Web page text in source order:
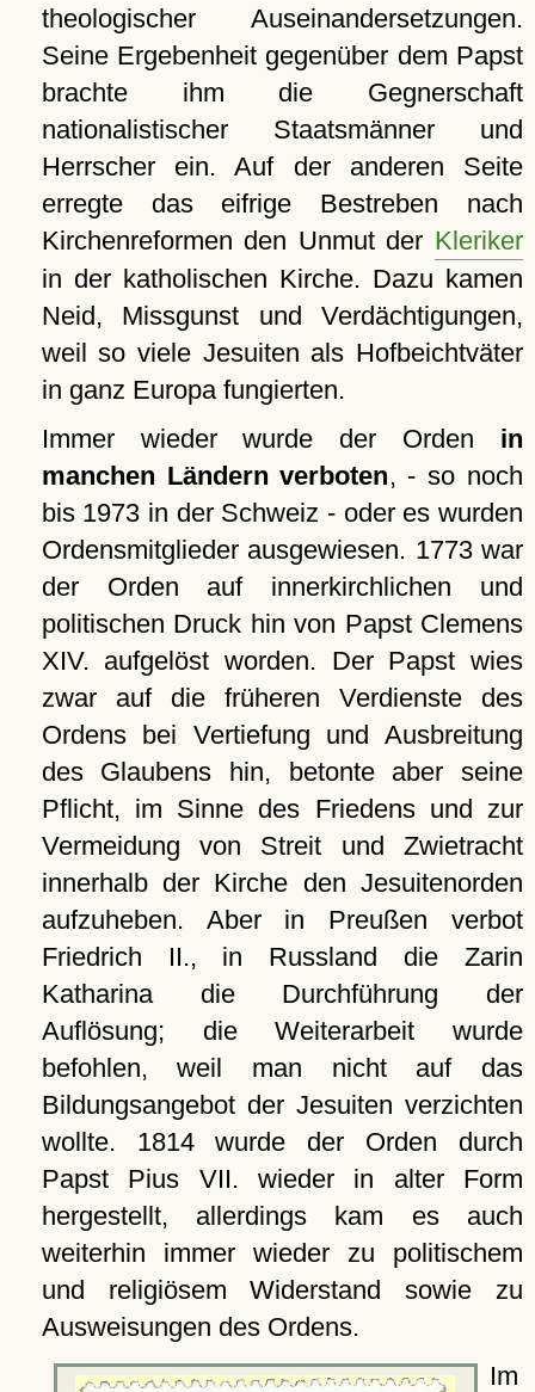
theologischer Auseinandersetzungen.
Seine Ergebenheit gegenüber dem Papst
brachte ihm die Gegnerschaft
nationalistischer Staatsmänner und
Herrscher ein. Auf der anderen Seite
erregte das eifrige Bestreben nach
Kirchenreformen den Unmut der Kleriker
in der katholischen Kirche. Dazu kamen
Neid, Missgunst und Verdächtigungen,
weil so viele Jesuiten als Hofbeichtväter
in ganz Europa fungierten.
Immer wieder wurde der Orden in
manchen Ländern verboten, - so noch
bis 1973 in der Schweiz - oder es wurden
Ordensmitglieder ausgewiesen. 1773 war
der Orden auf innerkirchlichen und
politischen Druck hin von Papst Clemens
XIV. aufgelöst worden. Der Papst wies
zwar auf die früheren Verdienste des
Ordens bei Vertiefung und Ausbreitung
des Glaubens hin, betonte aber seine
Pflicht, im Sinne des Friedens und zur
Vermeidung von Streit und Zwietracht
innerhalb der Kirche den Jesuitenorden
aufzuheben. Aber in Preußen verbot
Friedrich II., in Russland die Zarin
Katharina die Durchführung der
Auflösung; die Weiterarbeit wurde
befohlen, weil man nicht auf das
Bildungsangebot der Jesuiten verzichten
wollte. 1814 wurde der Orden durch
Papst Pius VII. wieder in alter Form
hergestellt, allerdings kam es auch
weiterhin immer wieder zu politischem
und religiösem Widerstand sowie zu
Ausweisungen des Ordens.
Im